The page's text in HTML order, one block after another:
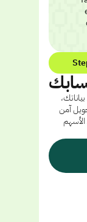
آمن